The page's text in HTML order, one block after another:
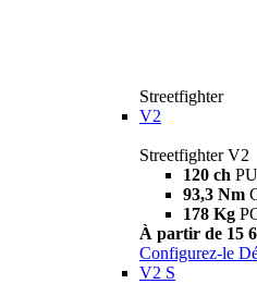
Streetfighter
V2
Streetfighter V2
120 ch
93,3 Nm
178 Kg
À partir de 15
Configurez-le
V2 S